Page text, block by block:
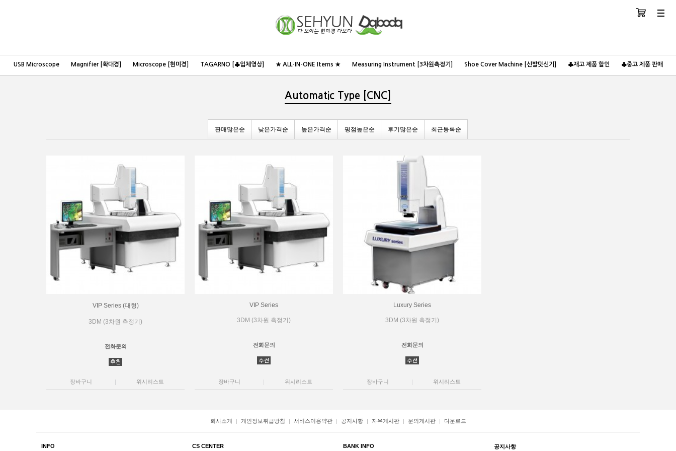
USB Microscope Magnifier [확대경] Microscope [현미경] TAGARNO [♣입체영상] ★ ALL-IN-ONE Items ★ Measuring Instrument [3차원측정기] Shoe Cover Machine [신발덧신기] ♣재고 제품 할인 ♣중고 제품 판매
분류
Automatic Type [CNC]
판매많은순 낮은가격순 높은가격순 평점높은순 후기많은순 최근등록순
VIP Series (대형)
3DM (3차원 측정기)
전화문의
장바구니 위시리스트
VIP Series
3DM (3차원 측정기)
전화문의
장바구니 위시리스트
Luxury Series
3DM (3차원 측정기)
전화문의
장바구니 위시리스트
회사소개 개인정보취급방침 서비스이용약관 공지사항 자유게시판 문의게시판 다운로드
INFO CS CENTER BANK INFO 공지사항